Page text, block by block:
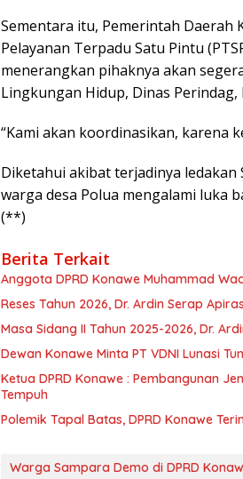
Sementara itu, Pemerintah Daerah
Pelayanan Terpadu Satu Pintu
menerangkan pihaknya akan
Lingkungan Hidup, Dinas
“Kami akan koordinasikan, karena
Diketahui akibat terjadinya ledakan
warga desa Polua mengalami luka
(**)
Berita Terkait
Anggota DPRD Konawe Muhammad
Reses Tahun 2026, Dr. Ardin Serap
Masa Sidang II Tahun 2025-2026, Dr.
Dewan Konawe Minta PT VDNI Lunasi
Ketua DPRD Konawe : Pembangunan
Tempuh
Polemik Tapal Batas, DPRD Konawe
Warga Sampara Demo di DPRD